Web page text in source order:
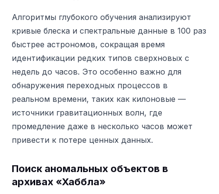
Алгоритмы глубокого обучения анализируют
кривые блеска и спектральные данные в 100 раз
быстрее астрономов, сокращая время
идентификации редких типов сверхновых с
недель до часов. Это особенно важно для
обнаружения переходных процессов в
реальном времени, таких как килоновые —
источники гравитационных волн, где
промедление даже в несколько часов может
привести к потере ценных данных.
Поиск аномальных объектов в
архивах «Хаббла»